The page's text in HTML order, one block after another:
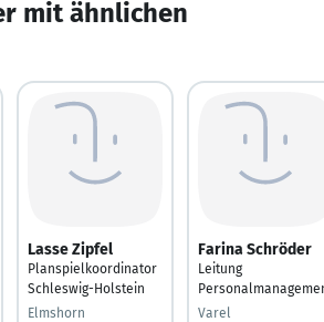
mit ähnlichen
Lasse Zipfel
Planspielkoordinator
Schleswig-Holstein
Elmshorn
Farina Schröder
Leitung
Varel